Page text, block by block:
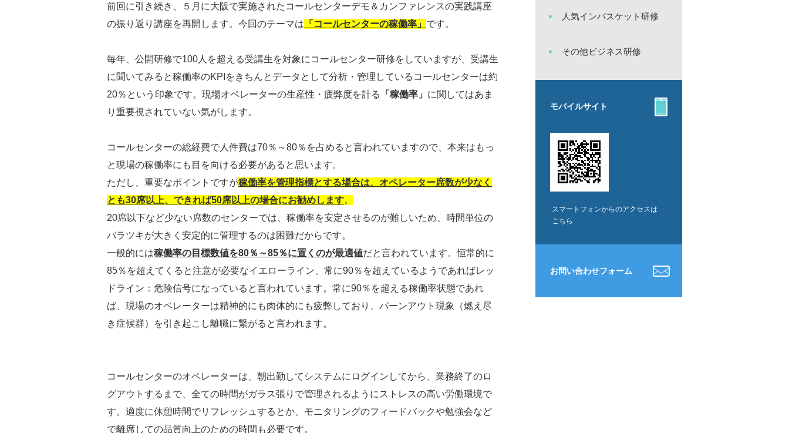
前回に引き続き、５月に大阪で実施されたコールセンターデモ＆カンファレンスの実践講座
の振り返り講座を再開します。今回のテーマは 「コールセンターの稼働率」 です。
毎年、公開研修で100人を超える受講生を対象にコールセンター研修をしていますが、受講生
に聞いてみると稼働率のKPIをきちんとデータとして分析・管理しているコールセンターは約
20％という印象です。現場オペレーターの生産性・疲弊度を計る
「稼働率」 に関してはあま
り重要視されていない気がします。
コールセンターの総経費で人件費は70％～80％を占めると言われていますので、本来はもっ
と現場の稼働率にも目を向ける必要があると思います。
ただし、重要なポイントですが稼働率を管理指標とする場合は、オペレーター席数が少なく
とも30席以上、できれば50席以上の場合にお勧めします。
20席以下など少ない席数のセンターでは、稼働率を安定させるのが難しいため、時間単位の
バラツキが大きく安定的に管理するのは困難だからです。
一般的には稼働率の目標数値を80％～85％に置くのが最適値だと言われています。恒常的に
85％を超えてくると注意が必要なイエローライン、常に90％を超えているようであればレッ
ドライン：危険信号になっていると言われています。常に90％を超える稼働率状態であれ
ば、現場のオペレーターは精神的にも肉体的にも疲弊しており、バーンアウト現象（燃え尽
き症候群）を引き起こし離職に繋がると言われます。
コールセンターのオペレーターは、朝出勤してシステムにログインしてから、業務終了のロ
グアウトするまで、全ての時間がガラス張りで管理されるようにストレスの高い労働環境で
す。適度に休憩時間でリフレッシュするとか、モニタリングのフィードバックや勉強会など
で離席しての品質向上のための時間も必要です。
人気インバスケット研修
その他ビジネス研修
モバイルサイト
スマートフォンからのアクセスは
こちら
お問い合わせフォーム